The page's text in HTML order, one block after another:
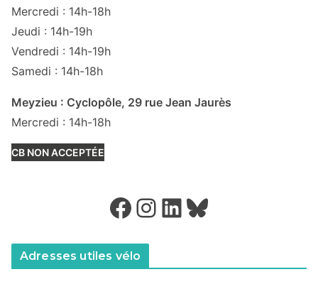
Mercredi : 14h-18h
Jeudi : 14h-19h
Vendredi : 14h-19h
Samedi : 14h-18h
Meyzieu : Cyclopôle, 29 rue Jean Jaurès
Mercredi : 14h-18h
CB NON ACCEPTÉE
Facebook Instagram LinkedIn Bluesky
Adresses utiles vélo